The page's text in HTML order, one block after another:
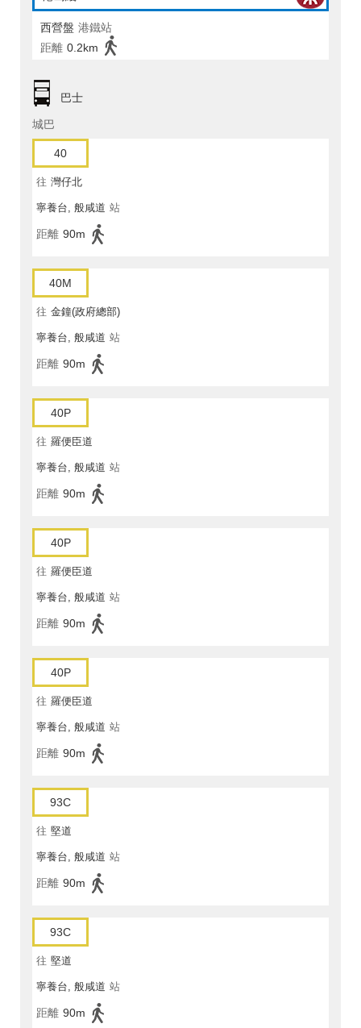
西營盤 港鐵站
距離 0.2km
巴士
城巴
40
往 灣仔北
寧養台, 般咸道 站
距離 90m
40M
往 金鐘(政府總部)
寧養台, 般咸道 站
距離 90m
40P
往 羅便臣道
寧養台, 般咸道 站
距離 90m
40P
往 羅便臣道
寧養台, 般咸道 站
距離 90m
40P
往 羅便臣道
寧養台, 般咸道 站
距離 90m
93C
往 堅道
寧養台, 般咸道 站
距離 90m
93C
往 堅道
寧養台, 般咸道 站
距離 90m